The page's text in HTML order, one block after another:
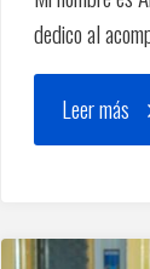
dedico al
Leer más